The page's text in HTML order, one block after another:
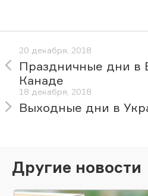
20 декабря, 2018
Праздничные дни в
Канаде
18 декабря, 2018
Выходные дни в
Другие новости